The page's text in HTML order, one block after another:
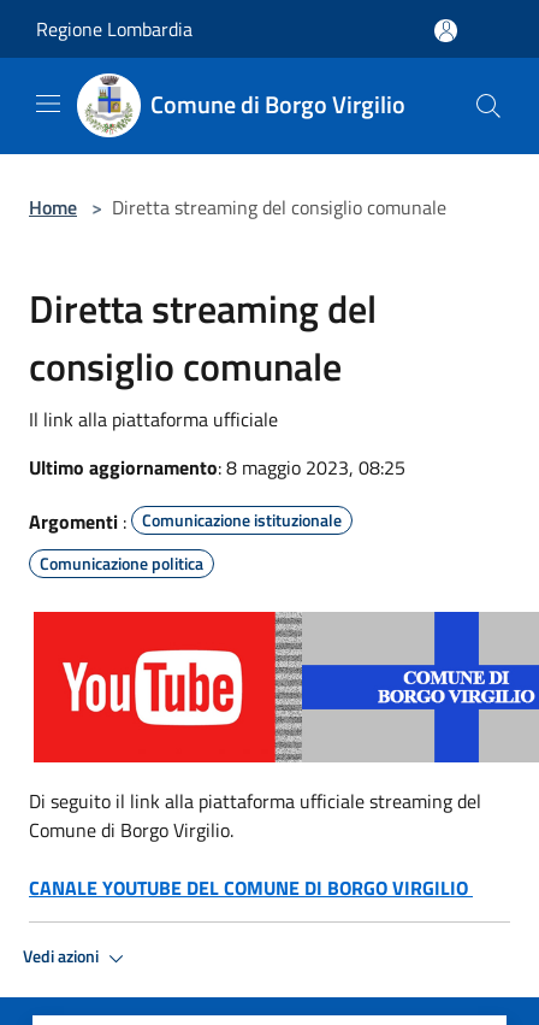
Regione Lombardia
Comune di Borgo Virgilio
Home > Diretta streaming del consiglio comunale
Diretta streaming del
consiglio comunale
Il link alla piattaforma ufficiale
Ultimo aggiornamento: 8 maggio 2023, 08:25
Argomenti :
Comunicazione istituzionale
Comunicazione politica
Di seguito il link alla piattaforma ufficiale streaming del
Comune di Borgo Virgilio.
CANALE YOUTUBE DEL COMUNE DI BORGO VIRGILIO
Vedi azioni